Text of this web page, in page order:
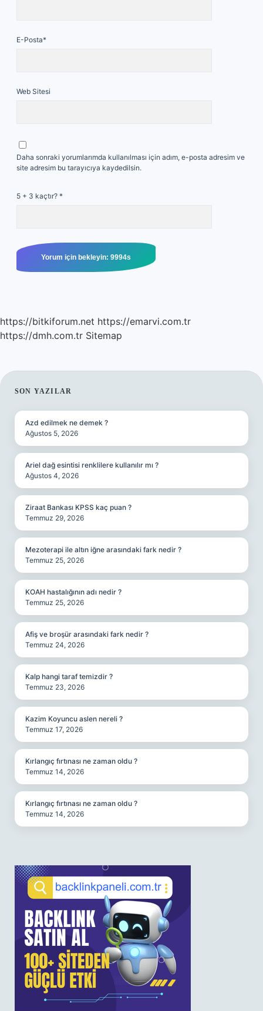
E-Posta*
Web Sitesi
Daha sonraki yorumlarımda kullanılması için adım, e-posta adresim ve
site adresim bu tarayıcıya kaydedilsin.
5 + 3 kaçtır? *
https://bitkiforum.net https://emarvi.com.tr
https://dmh.com.tr Sitemap
SIDEBAR
SON YAZILAR
Azd edilmek ne demek ?
Ağustos 5, 2026
Ariel dağ esintisi renklilere kullanılır mı ?
Ağustos 4, 2026
Ziraat Bankası KPSS kaç puan ?
Temmuz 29, 2026
Mezoterapi ile altın iğne arasındaki fark nedir ?
Temmuz 25, 2026
KOAH hastalığının adı nedir ?
Temmuz 25, 2026
Afiş ve broşür arasındaki fark nedir ?
Temmuz 24, 2026
Kalp hangi taraf temizdir ?
Temmuz 23, 2026
Kazim Koyuncu aslen nereli ?
Temmuz 17, 2026
Kırlangıç fırtınası ne zaman oldu ?
Temmuz 14, 2026
Kırlangıç fırtınası ne zaman oldu ?
Temmuz 14, 2026